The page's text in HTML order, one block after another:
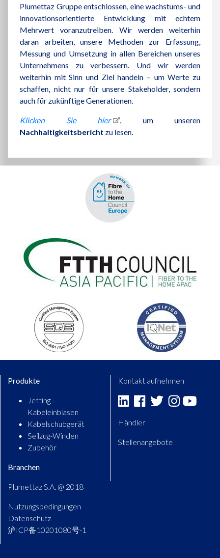
Plumettaz Gruppe entschlossen, eine wachstums- und
innovationsorientierte Entwicklung mit echtem
Mehrwert voranzutreiben. Wir werden weiterhin
daran arbeiten, unsere Methoden zur Erfassung,
Messung und Umsetzung in allen Bereichen unseres
Unternehmens zu verbessern. Und wir werden
weiterhin mit Sinn und Ziel handeln – um Werte zu
schaffen, nicht nur für unsere Stakeholder, sondern
auch für zukünftige Generationen.
Klicken Sie hier
, um unseren
Nachhaltigkeitsbericht zu lesen.
Produkte
Jetting -
Kabeleinblasen
Kabelschubgerät
Seilzug-Winden
Zubehör
Branchen
Kontakt aufnehmen
LinkedinFacebook
TwitterInstagram
Händler
Stellenangebote
Plumettaz S.A. @ 2018
Nutzungsbedingungen
Datenschutz
沪ICP备10201080号-1